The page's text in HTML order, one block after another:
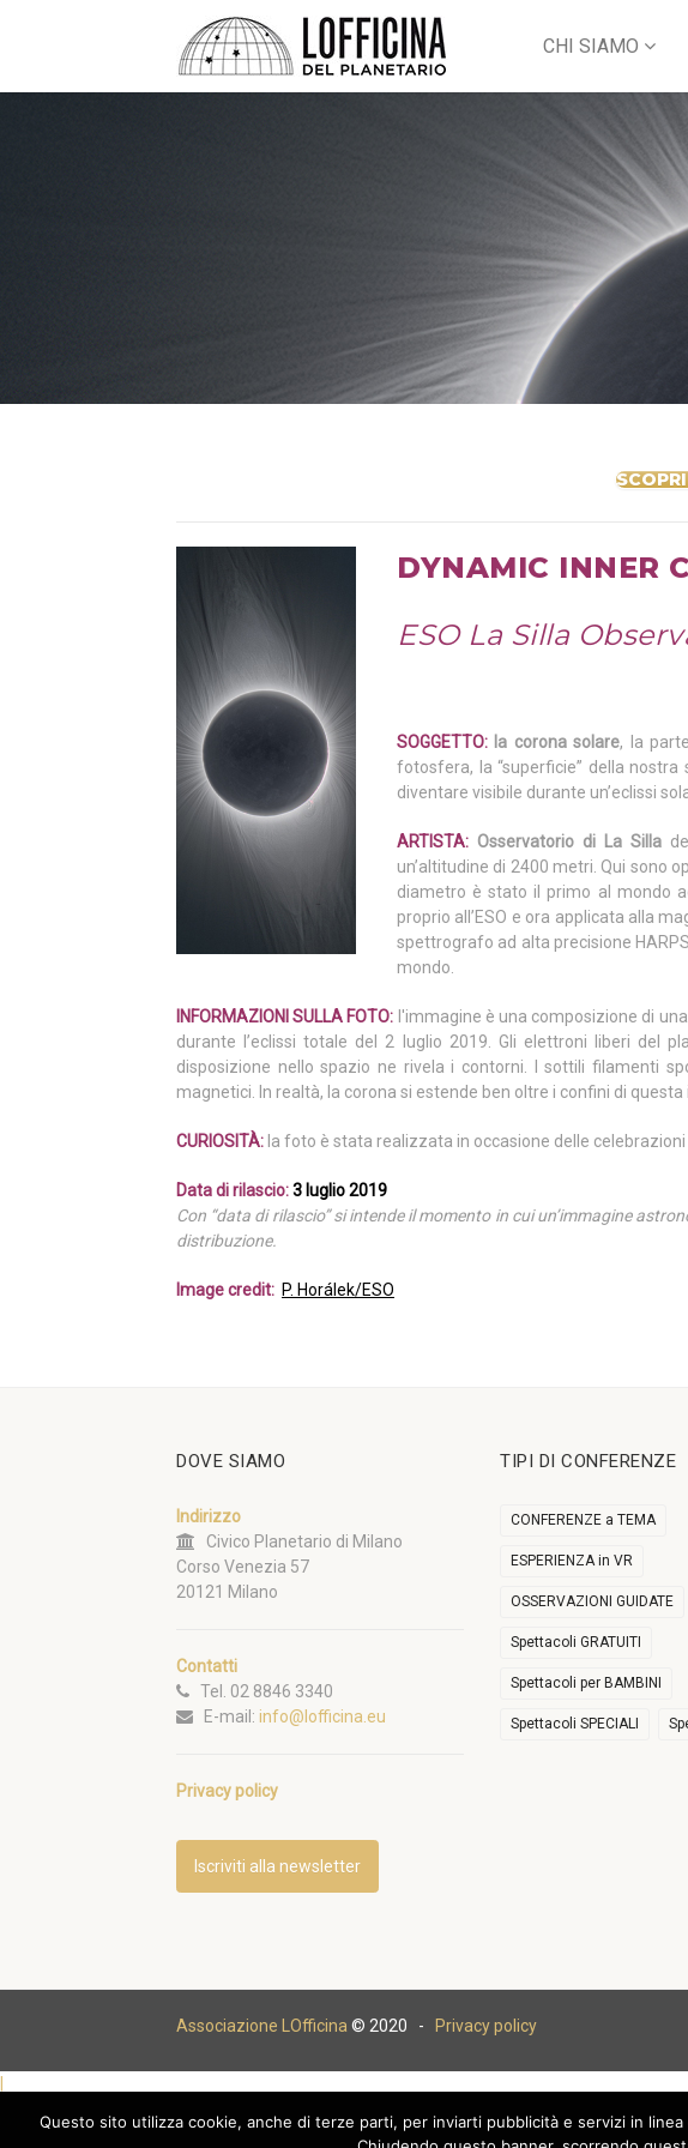
CHI SIAMO
DYNAMIC INNER
ESO La Silla
SOGGETTO: la corona solare, la
fotosfera, la “superficie” della
diventare visibile durante un’eclissi
ARTISTA: Osservatorio di La Silla
un’altitudine di 2400 metri. Qui sono
diametro è stato il primo al mondo
proprio all’ESO e ora applicata alla
spettrografo ad alta precisione
mondo.
INFORMAZIONI SULLA FOTO: l'immagine è una composizione di
durante l’eclissi totale del 2 luglio 2019. Gli elettroni liberi del
disposizione nello spazio ne rivela i contorni. I sottili filamenti
magnetici. In realtà, la corona si estende ben oltre i confini di questa
CURIOSITÀ: la foto è stata realizzata in occasione delle
Data di rilascio:3 luglio 2019
Con “data di rilascio” si intende il momento in cui un’immagine
distribuzione.
Image credit: P. Horálek/ESO
DOVE SIAMO
Indirizzo
Civico Planetario di Milano
Corso Venezia 57
20121 Milano
Contatti
Tel. 02 8846 3340
E-mail: info@lofficina.eu
Privacy policy
Iscriviti alla newsletter
TIPI DI CONFERENZE
CONFERENZE a TEMA
ESPERIENZA in VR
OSSERVAZIONI GUIDATE
Spettacoli GRATUITI
Spettacoli per BAMBINI
Spettacoli SPECIALI
Associazione LOfficina © 2020 - Privacy policy
Questo sito utilizza cookie, anche di terze parti, per inviarti pubblicità e servizi in